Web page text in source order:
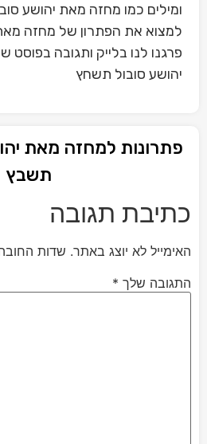
ומילים כמו מחזה מאת יהושע
למצוא את הפתרון של מחזה
פרגנו לנו בלייק ותגובה
יהושע סובול תשחץ
פתרונות למחזה מאת
תשבץ
כתיבת תגובה
האימייל לא יוצג באתר. שדות
התגובה שלך *